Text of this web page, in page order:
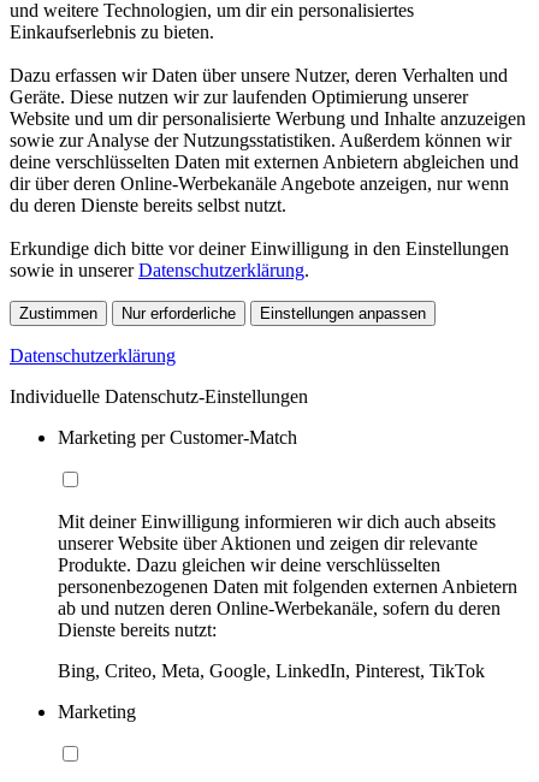
und weitere Technologien, um dir ein personalisiertes
Einkaufserlebnis zu bieten.
Dazu erfassen wir Daten über unsere Nutzer, deren Verhalten und
Geräte. Diese nutzen wir zur laufenden Optimierung unserer
Website und um dir personalisierte Werbung und Inhalte anzuzeigen
sowie zur Analyse der Nutzungsstatistiken. Außerdem können wir
deine verschlüsselten Daten mit externen Anbietern abgleichen und
dir über deren Online-Werbekanäle Angebote anzeigen, nur wenn
du deren Dienste bereits selbst nutzt.
Erkundige dich bitte vor deiner Einwilligung in den Einstellungen
sowie in unsererDatenschutzerklärung.
Zustimmen Nur erforderliche Einstellungen anpassen
Datenschutzerklärung
Individuelle Datenschutz-Einstellungen
Marketing per Customer-Match
Mit deiner Einwilligung informieren wir dich auch abseits
unserer Website über Aktionen und zeigen dir relevante
Produkte. Dazu gleichen wir deine verschlüsselten
personenbezogenen Daten mit folgenden externen Anbietern
ab und nutzen deren Online-Werbekanäle, sofern du deren
Dienste bereits nutzt:
Bing, Criteo, Meta, Google, LinkedIn, Pinterest, TikTok
Marketing